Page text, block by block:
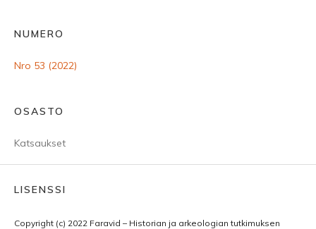
NUMERO
Nro 53 (2022)
OSASTO
Katsaukset
LISENSSI
Copyright (c) 2022 Faravid – Historian ja arkeologian tutkimuksen